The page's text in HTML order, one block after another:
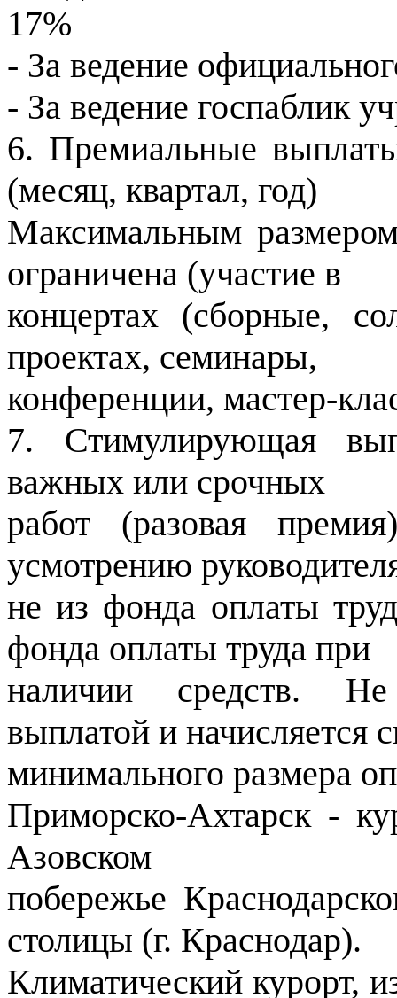
17%
- За ведение
- За ведение госпаблик
6. Премиальные
(месяц, квартал, год)
Максимальным
ограничена (участие в
концертах (сборные,
проектах, семинары,
конференции, мастер-
7. Стимулирующая
важных или срочных
работ (разовая
усмотрению
не из фонда оплаты
фонда оплаты труда при
наличии средств. Не
выплатой и начисляется
минимального размера
Приморско-Ахтарск -
Азовском
побережье
столицы (г. Краснодар).
Климатический курорт,